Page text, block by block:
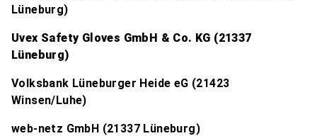
Lüneburg)
Uvex Safety Gloves GmbH & Co. KG (21337
Lüneburg)
Volksbank Lüneburger Heide eG (21423
Winsen/Luhe)
web-netz GmbH (21337 Lüneburg)